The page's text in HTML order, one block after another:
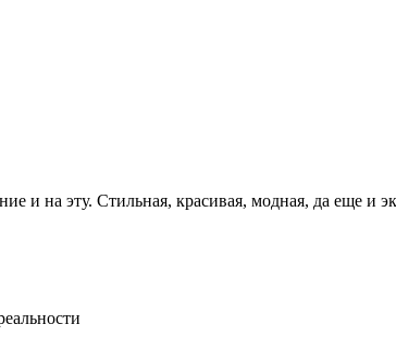
и на эту. Стильная, красивая, модная, да еще и